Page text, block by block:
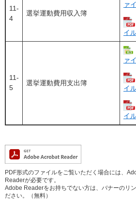
11-
4
選挙運動費用収入簿
ァ
イ
11-
5
選挙運動費用支出簿
ァ
イ
イ
PDF形式のファイルをご覧いただく場合には、
Readerが必要です。
Adobe Readerをお持ちでない方は、バナーのリ
ださい。（無料）